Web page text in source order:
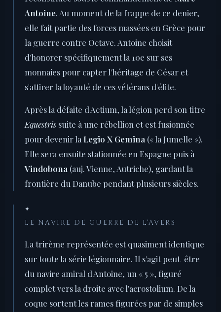
Antoine. Au moment de la frappe de ce denier,
elle fait partie des forces massées en Grèce pour
la guerre contre Octave. Antoine choisit
d'honorer spécifiquement la 10e sur ses
monnaies pour capter l'héritage de César et
s'attirer la loyauté de ces vétérans d'élite.
Après la défaite d'Actium, la légion perd son titre
Equestris suite à une rébellion et est fusionnée
pour devenir la Legio X Gemina (« la Jumelle »).
Elle sera ensuite stationnée en Espagne puis à
Vindobona (auj. Vienne, Autriche), gardant la
frontière du Danube pendant plusieurs siècles.
✦
LE NAVIRE DE GUERRE DE L'AVERS
La trirème représentée est quasiment identique
sur toute la série légionnaire. Il s'agit peut-être
du navire amiral d'Antoine, un « 5 », figuré
complet vers la droite avec l'acrostolium. De la
coque sortent les rames figurées par de simples